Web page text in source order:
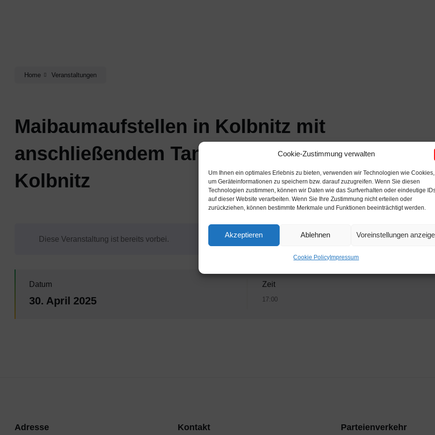
Cookie-Zustimmung verwalten
Um Ihnen ein optimales Erlebnis zu bieten, verwenden wir Technologien wie Cookies,
um Geräteinformationen zu speichern bzw. darauf zuzugreifen. Wenn Sie diesen
Technologien zustimmen, können wir Daten wie das Surfverhalten oder eindeutige
auf dieser Website verarbeiten. Wenn Sie Ihre Zustimmung nicht erteilen oder
zurückziehen, können bestimmte Merkmale und Funktionen beeinträchtigt werden.
Akzeptieren Ablehnen Voreinstellungen
Cookie PolicyImpressum
Home Veranstaltungen
Maibaumaufstellen in Kolbnitz mit
anschließendem Tanz in den Mai der VTG
Kolbnitz
Diese Veranstaltung ist bereits vorbei.
Datum
30. April 2025
Zeit
17:00
Adresse Kontakt Parteienverkehr